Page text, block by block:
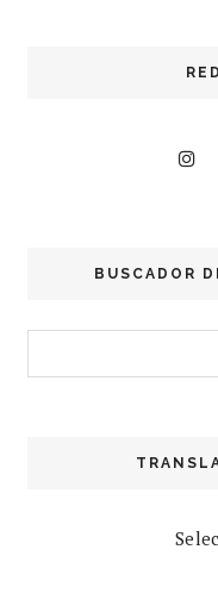
BUSCADOR